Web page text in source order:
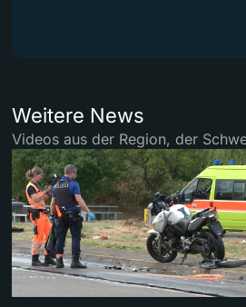
Weitere News
Videos aus der Region, der